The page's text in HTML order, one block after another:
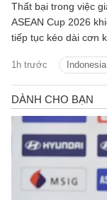
1h trước Indonesia
Thất bại trong việc
ASEAN Cup 2026
tiếp tục kéo dài cơn
kể từ lần đầu tiên